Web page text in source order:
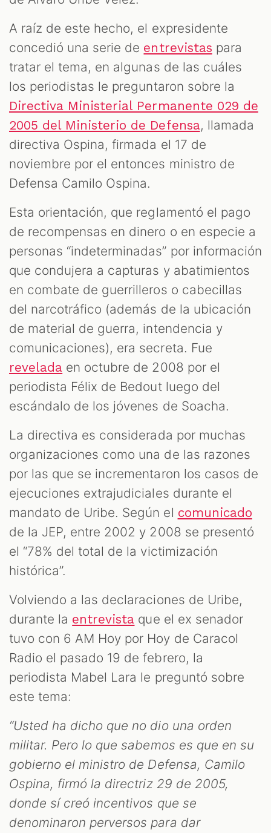
A raíz de este hecho, el expresidente
concedió una serie de entrevistas para
tratar el tema, en algunas de las cuáles
los periodistas le preguntaron sobre la
Directiva Ministerial Permanente 029 de
2005 del Ministerio de Defensa, llamada
directiva Ospina, firmada el 17 de
noviembre por el entonces ministro de
Defensa Camilo Ospina.
Esta orientación, que reglamentó el pago
de recompensas en dinero o en especie a
personas “indeterminadas” por información
que condujera a capturas y abatimientos
en combate de guerrilleros o cabecillas
del narcotráfico (además de la ubicación
de material de guerra, intendencia y
comunicaciones), era secreta. Fue
revelada en octubre de 2008 por el
periodista Félix de Bedout luego del
escándalo de los jóvenes de Soacha.
La directiva es considerada por muchas
organizaciones como una de las razones
por las que se incrementaron los casos de
ejecuciones extrajudiciales durante el
mandato de Uribe. Según el comunicado
de la JEP, entre 2002 y 2008 se presentó
el “78% del total de la victimización
histórica”.
Volviendo a las declaraciones de Uribe,
durante la entrevista que el ex senador
tuvo con 6 AM Hoy por Hoy de Caracol
Radio el pasado 19 de febrero, la
periodista Mabel Lara le preguntó sobre
este tema:
“Usted ha dicho que no dio una orden
militar. Pero lo que sabemos es que en su
gobierno el ministro de Defensa, Camilo
Ospina, firmó la directriz 29 de 2005,
donde sí creó incentivos que se
denominaron perversos para dar